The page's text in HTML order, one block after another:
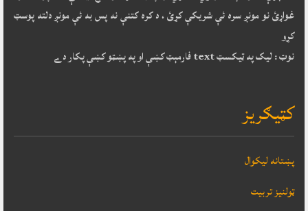
غواړئ نو مونږ سره ئې شريکې کړئ ، د کره کتنې نه پس به ئې مونږ دلته پوسټ
کړو
نوټ : ليک په ټيکسټ text فارمېټ کښې او په پښټو کښې پکار دے
کټيګريز
پښتانه ليکوال
ټولنيز تربيت